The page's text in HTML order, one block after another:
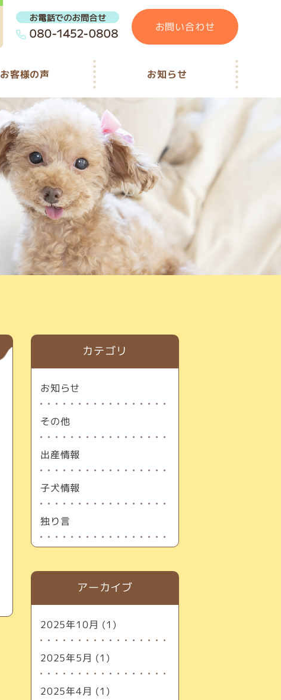
お問い合わせ
お客様の声 お知らせ
カテゴリ
お知らせ
その他
出産情報
子犬情報
独り言
アーカイブ
2025年10月 (1)
2025年5月 (1)
2025年4月 (1)